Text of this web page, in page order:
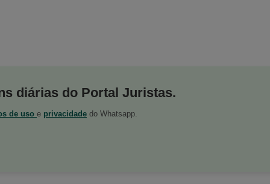
diárias do Portal Juristas.
de uso e privacidade do Whatsapp.